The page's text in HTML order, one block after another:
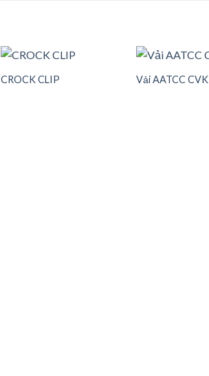
CROCK CLIP Vải AATCC CVK